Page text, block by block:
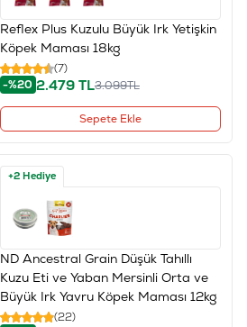
Reflex Plus Kuzulu Büyük Irk Yetişkin
Köpek Maması 18kg
(7)
-%20 2.479TL3.099TL
Sepete Ekle
+2 Hediye
ND Ancestral Grain Düşük Tahıllı
Kuzu Eti ve Yaban Mersinli Orta ve
Büyük Irk Yavru Köpek Maması 12kg
(22)